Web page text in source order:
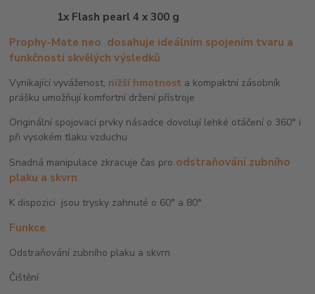
1x Flash pearl 4 x 300 g
Prophy-Mate neo dosahuje ideálním spojením tvaru a
funkčnosti skvělých výsledků
Vynikající vyváženost, nižší hmotnost a kompaktní zásobník
prášku umožňují komfortní držení přístroje
Originální spojovací prvky násadce dovolují lehké otáčení o 360° i
při vysokém tlaku vzduchu
Snadná manipulace zkracuje čas pro odstraňování zubního
plaku a skvrn
K dispozici jsou trysky zahnuté o 60° a 80°
Funkce
Odstraňování zubního plaku a skvrn
Čištění